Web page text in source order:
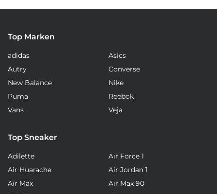
Top Marken
adidas
Asics
Autry
Converse
New Balance
Nike
Puma
Reebok
Vans
Veja
Top Sneaker
Adilette
Air Force 1
Air Huarache
Air Jordan 1
Air Max
Air Max 90